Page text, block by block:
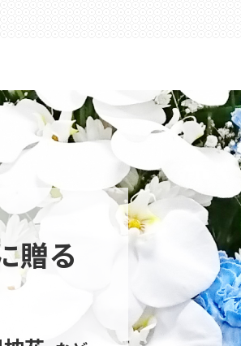
贈る